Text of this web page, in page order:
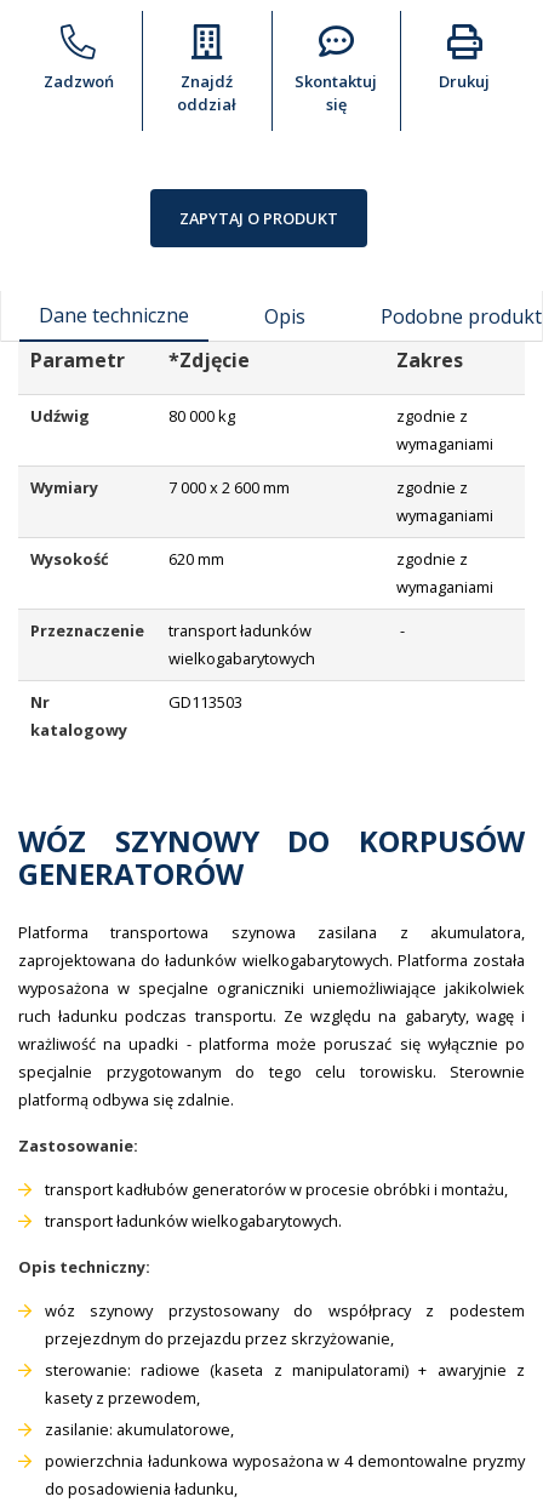
Zadzwoń
Znajdź
oddział
Skontaktuj
się
Drukuj
ZAPYTAJ O PRODUKT
Dane techniczne Opis
Podobne
Parametr
*Zdjęcie Zakres
Udźwig 80 000 kg
zgodnie z
wymaganiami
Wymiary
7 000 x 2 600 mm
zgodnie z
wymaganiami
Wysokość
620 mm
zgodnie z
wymaganiami
Przeznaczenie
transport ładunków
wielkogabarytowych
-
Nr
katalogowy
GD113503
WÓZ SZYNOWY DO KORPUSÓW
GENERATORÓW
Platforma transportowa szynowa zasilana z akumulatora,
zaprojektowana do ładunków wielkogabarytowych. Platforma została
wyposażona w specjalne ograniczniki uniemożliwiające jakikolwiek
ruch ładunku podczas transportu. Ze względu na gabaryty, wagę i
wrażliwość na upadki - platforma może poruszać się wyłącznie po
specjalnie przygotowanym do tego celu torowisku. Sterownie
platformą odbywa się zdalnie.
Zastosowanie:
transport kadłubów generatorów w procesie obróbki i montażu,
transport ładunków wielkogabarytowych.
Opis techniczny:
wóz szynowy przystosowany do współpracy z podestem
przejezdnym do przejazdu przez skrzyżowanie,
sterowanie: radiowe (kaseta z manipulatorami) + awaryjnie z
kasety z przewodem,
zasilanie: akumulatorowe,
powierzchnia ładunkowa wyposażona w 4 demontowalne pryzmy
do posadowienia ładunku,